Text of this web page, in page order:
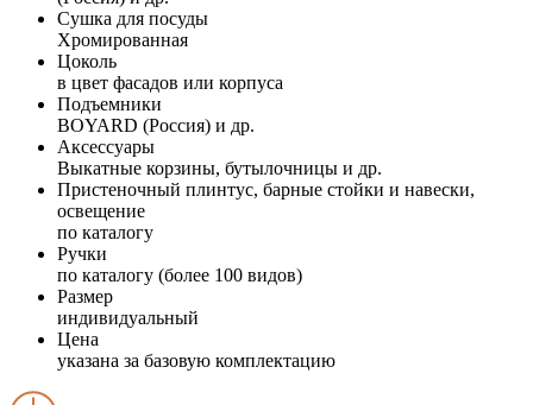
Сушка для посуды
Хромированная
Цоколь
в цвет фасадов или корпуса
Подъемники
BOYARD (Россия) и др.
Аксессуары
Выкатные корзины, бутылочницы и др.
Пристеночный плинтус, барные стойки и навески,
освещение
по каталогу
Ручки
по каталогу (более 100 видов)
Размер
индивидуальный
Цена
указана за базовую комплектацию